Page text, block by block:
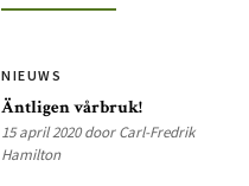
NIEUWS
Äntligen vårbruk!
15 april 2020 door Carl-Fredrik
Hamilton